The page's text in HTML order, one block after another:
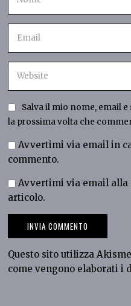
Salva il mio nome, email
la prossima volta che
Avvertimi via email in
commento.
Avvertimi via email alla
articolo.
Questo sito utilizza
come vengono elaborati i